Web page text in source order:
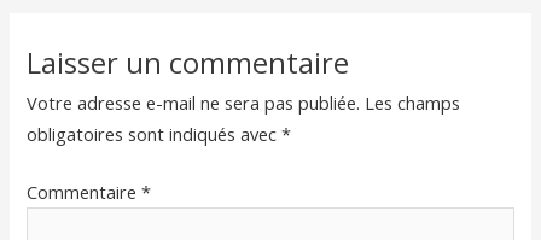
Laisser un commentaire
Votre adresse e-mail ne sera pas publiée. Les champs
obligatoires sont indiqués avec*
Commentaire*